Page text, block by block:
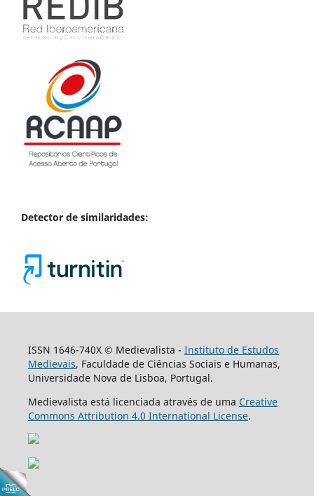
Detector de similaridades:
ISSN 1646-740X © Medievalista - Instituto de Estudos
Medievais, Faculdade de Ciências Sociais e Humanas,
Universidade Nova de Lisboa, Portugal.
Medievalista está licenciada através de uma Creative
Commons Attribution 4.0 International License.